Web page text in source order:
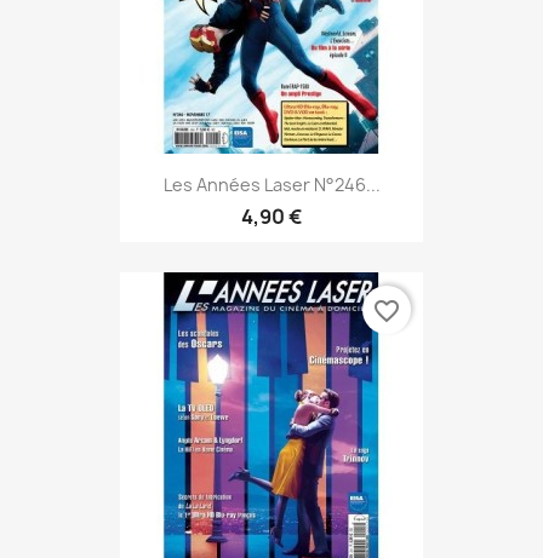
Les Années Laser N°246...
4,90 €
favorite_border